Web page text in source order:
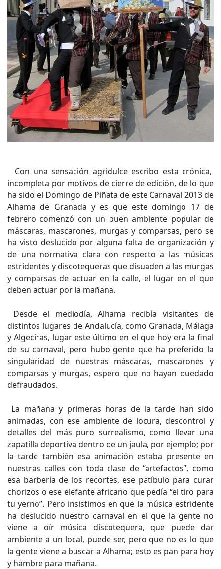
Con una sensación agridulce escribo esta crónica,
incompleta por motivos de cierre de edición, de lo que
ha sido el Domingo de Piñata de este Carnaval 2013 de
Alhama de Granada y es que este domingo 17 de
febrero comenzó con un buen ambiente popular de
máscaras, mascarones, murgas y comparsas, pero se
ha visto deslucido por alguna falta de organización y
de una normativa clara con respecto a las músicas
estridentes y discotequeras que disuaden a las murgas
y comparsas de actuar en la calle, el lugar en el que
deben actuar por la mañana.
Desde el mediodía, Alhama recibía visitantes de
distintos lugares de Andalucía, como Granada, Málaga
y Algeciras, lugar este último en el que hoy era la final
de su carnaval, pero hubo gente que ha preferido la
singularidad de nuestras máscaras, mascarones y
comparsas y murgas, espero que no hayan quedado
defraudados.
La mañana y primeras horas de la tarde han sido
animadas, con ese ambiente de locura, descontrol y
detalles del más puro surrealismo, como llevar una
zapatilla deportiva dentro de un jaula, por ejemplo; por
la tarde también esa animación estaba presente en
nuestras calles con toda clase de “artefactos”, como
esa barbería de los recortes, ese patíbulo para curar
chorizos o ese elefante africano que pedía “el tiro para
tu yerno”. Pero insistimos en que la música estridente
ha deslucido nuestro carnaval en el que la gente no
viene a oír música discotequera, que puede dar
ambiente a un local, puede ser, pero que no es lo que
la gente viene a buscar a Alhama; esto es pan para hoy
y hambre para mañana.